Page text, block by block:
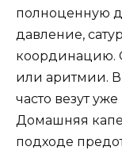
полноценную
давление,
координацию.
или аритмии. В
часто везут
Домашняя
подходе